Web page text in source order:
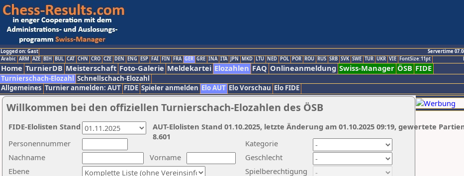
Logged on: Gast
Servertime
Arabic ARM AZE BIH BUL CAT CHN CRO CZE DEN ENG ESP FAI FIN FRA GER GRE INA ITA JPN MKD LTU NED POL POR ROU RUS SRB SVK SWE TUR UKR VIE FontSize:11pt
Home TurnierDB Meisterschaft Foto-Galerie Meldekartei Elozahlen FAQ Onlineanmeldung Swiss-Manager ÖSB FIDE
Turnierschach-Elozahl Schnellschach-Elozahl
Allgemeines Turnier anmelden: AUT FIDE Spieler anmelden Elo AUT Elo Vorschau Elo FIDE
Willkommen bei den offiziellen Turnierschach-Elozahlen des ÖSB
Nachname
Vorname
Ebene
Kategorie
Personennummer
Geschlecht
Spielberechtigung
AUT-Elolisten Stand 01.10.2025, letzte Änderung am 01.10.2025 09:19, gewertete
8.601
FIDE-Elolisten Stand